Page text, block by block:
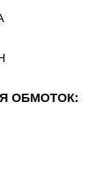
ОБМОТОК: